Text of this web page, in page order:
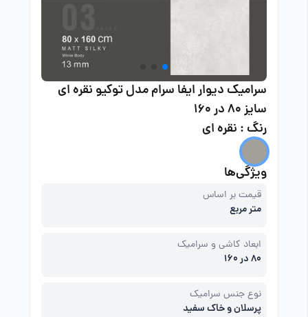
سرامیک دیوار ایفا سرام مدل توکیو نقره ای
سایز 80 در 160
رنگ : نقره ای
ویژگی‌ها
قیمت بر اساس
متر مربع
ابعاد کاشی و سرامیک
80 در 160
نوع جنس سرامیک
پرسلان و خاک سفید